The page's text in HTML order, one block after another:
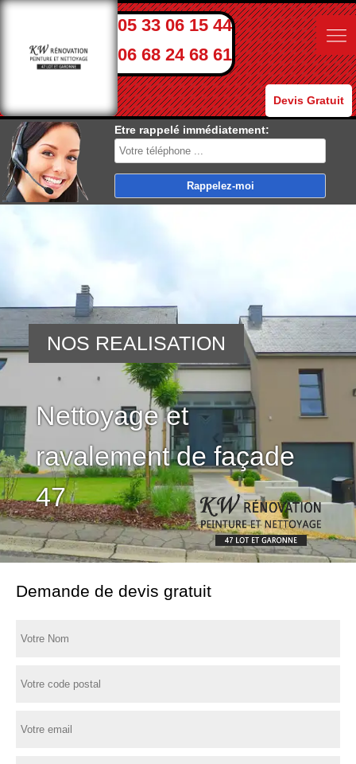
05 33 06 15 44
06 68 24 68 61
Devis Gratuit
Etre rappelé immédiatement:
Nettoyage et
ravalement de façade
47
NOS REALISATION
Demande de devis gratuit